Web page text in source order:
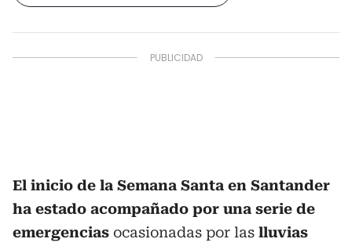
El inicio de la Semana Santa en Santander
ha estado acompañado por una serie de
emergencias ocasionadas por las lluvias